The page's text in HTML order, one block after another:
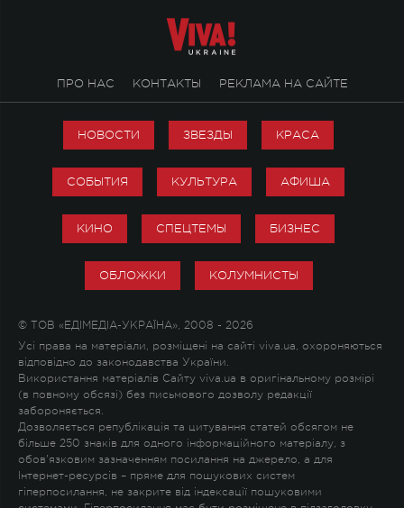
ПРО НАС КОНТАКТЫ РЕКЛАМА НА САЙТЕ
НОВОСТИ ЗВЕЗДЫ КРАСА
СОБЫТИЯ КУЛЬТУРА АФИША
КИНО СПЕЦТЕМЫ БИЗНЕС
ОБЛОЖКИ КОЛУМНИСТЫ
© ТОВ «ЕДІМЕДІА-УКРАЇНА», 2008 - 2026
Усі права на матеріали, розміщені на сайті viva.ua, охороняються
відповідно до законодавства України.
Використання матеріалів Сайту viva.ua в оригінальному розмірі
(в повному обсязі) без письмового дозволу редакції
забороняється.
Дозволяється републікація та цитування статей обсягом не
більше 250 знаків для одного інформаційного матеріалу, з
обов'язковим зазначенням посилання на джерело, а для
Інтернет-ресурсів – пряме для пошукових систем
гіперпосилання, не закрите від індексації пошуковими